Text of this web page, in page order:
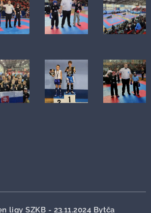
ligy SZKB - 23.11.2024 Bytča